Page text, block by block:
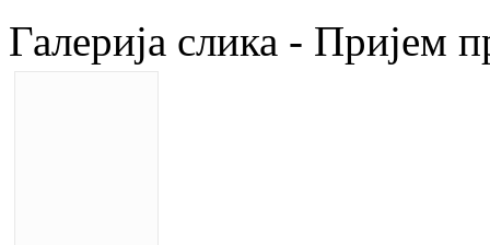
Галерија слика - Пријем